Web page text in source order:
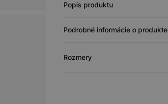
Popis produktu
Podrobné informácie o produkte
Rozmery